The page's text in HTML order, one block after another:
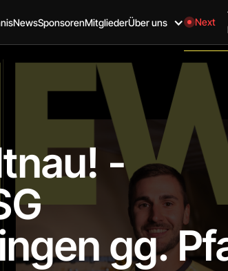
NewsSponsorenMitgliederÜber uns Next
-
gg.